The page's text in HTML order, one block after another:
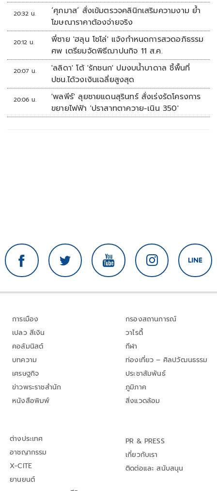
20:32 น.
‘ศุภมาส’ สั่งเข้มตรวจคลินิกเสริมความงาม ย้ำ
โฆษณาราคาต้องจ่ายจริง
20:12 น.
พี่ชาย 'ฮลุน โซโล่' แจ้งกำหนดการสวดอภิธรรม
ศพ เตรียมจัดพิธีฌาปนกิจ 11 ส.ค.
20:07 น.
'ลลิดา' โต้ 'รักชนก' ปมงบน้ำบาดาล ชี้พื้นที่
ปชน.ได้วงเงินเฉลี่ยสูงสุด
20:06 น.
'พลพีร์' ลุยชายแดนสุรินทร์ สั่งเร่งรัดโครงการ
ขยายไฟฟ้า 'ปราสาทตาควาย-เนิน 350'
การเมือง
เปลว สีเงิน
คอลัมนิสต์
บทความ
เศรษฐกิจ
ข่าวพระราชสำนัก
หนังสือพิมพ์
กรองสถานการณ์
วาไรตี้
กีฬา
ท่องเที่ยว – ศิลปวัฒนธรรม
ประชาสัมพันธ์
ภูมิภาค
สิ่งแวดล้อม
ต่างประเทศ
อาชญากรรม
X-CITE
ยานยนต์
PR & PRESS
เกี่ยวกับเรา
ติดต่อและ สนับสนุน